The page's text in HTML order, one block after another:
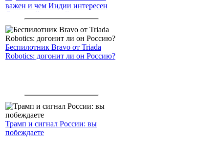
важен и чем Индии интересен
Северный морской путь
Беспилотник Bravo от Triada
Robotics: догонит ли он Россию?
Трамп и сигнал России: вы
побеждаете